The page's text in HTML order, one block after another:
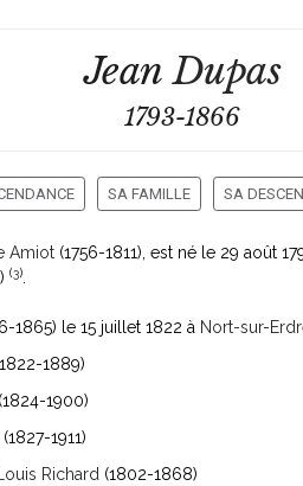
JeanDupas
1793-1866
SA FAMILLE SA
Amiot (1756-1811) , est né le 29 août
(3)
1865) le 15 juillet 1822 à Nort-sur-
1889)
(1824-1900)
(1827-1911)
Louis Richard (1802-1868)